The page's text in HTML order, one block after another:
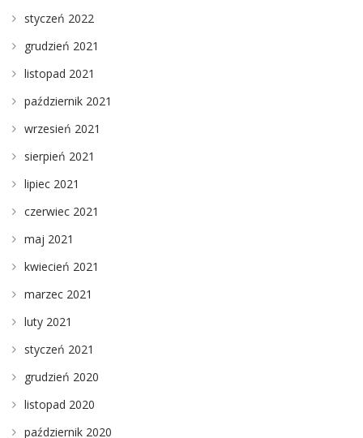
styczeń 2022
grudzień 2021
listopad 2021
październik 2021
wrzesień 2021
sierpień 2021
lipiec 2021
czerwiec 2021
maj 2021
kwiecień 2021
marzec 2021
luty 2021
styczeń 2021
grudzień 2020
listopad 2020
październik 2020